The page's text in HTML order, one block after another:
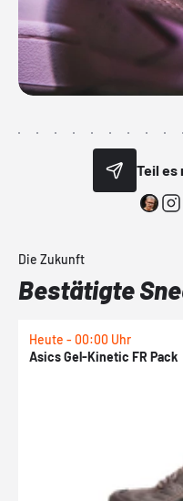
Teil es
Die Zukunft
Bestätigte
Heute - 00:00 Uhr
Asics Gel-Kinetic FR Pack